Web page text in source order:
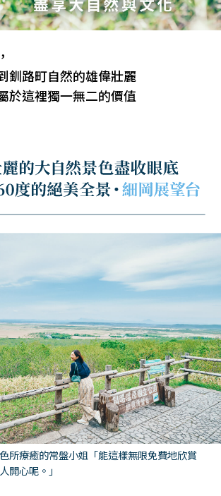
釧路町自然的雄偉壯麗
於這裡獨一無二的價值
所療癒的常盤小姐「能這樣無限免費地欣賞
開心呢。」